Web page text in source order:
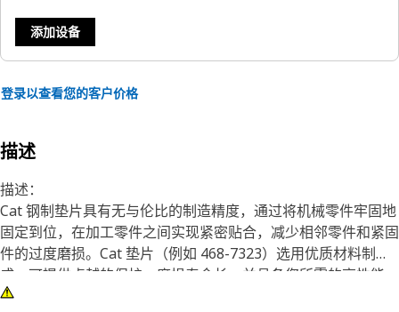
添加设备
登录以查看您的客户价格
描述
描述：
Cat 钢制垫片具有无与伦比的制造精度，通过将机械零件牢固地
固定到位，在加工零件之间实现紧密贴合，减少相邻零件和紧固
件的过度磨损。Cat 垫片（例如 468-7323）选用优质材料制
成，可提供卓越的保护，磨损寿命长，并具备您所需的高性能。
Cat 原装钢垫片零件可妥善保护您的投资。